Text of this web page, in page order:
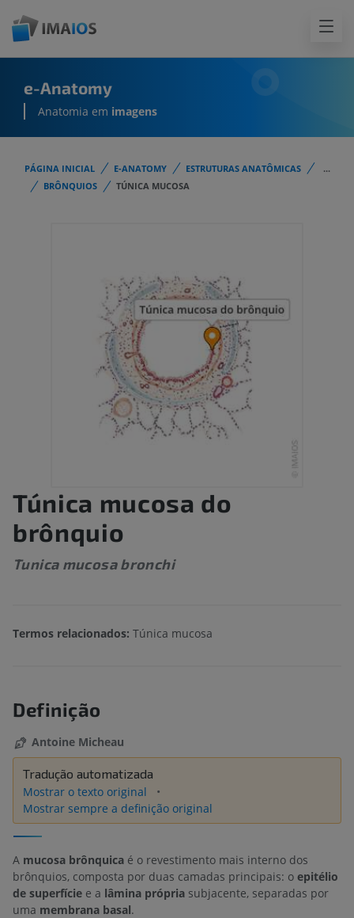
e-Anatomy
Anatomia em imagens
PÁGINA INICIAL E-ANATOMY ESTRUTURAS ANATÔMICAS
...
BRÔNQUIOS
TÚNICA MUCOSA
Túnica mucosa do
brônquio
Tunica mucosa bronchi
Termos relacionados: Túnica mucosa
Definição
Antoine Micheau
Tradução automatizada
Mostrar o texto original
Mostrar sempre a definição original
A mucosa brônquica é o revestimento mais interno dos
brônquios, composta por duas camadas principais: o epitélio
de superfície e a lâmina própria subjacente, separadas por
uma membrana basal.